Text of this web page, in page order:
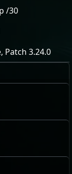
/30
Patch 3.24.0